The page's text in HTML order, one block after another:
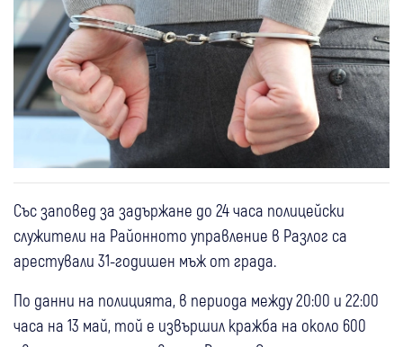
Със заповед за задържане до 24 часа полицейски
служители на Районното управление в Разлог са
арестували 31-годишен мъж от града.
По данни на полицията, в периода между 20:00 и 22:00
часа на 13 май, той е извършил кражба на около 600